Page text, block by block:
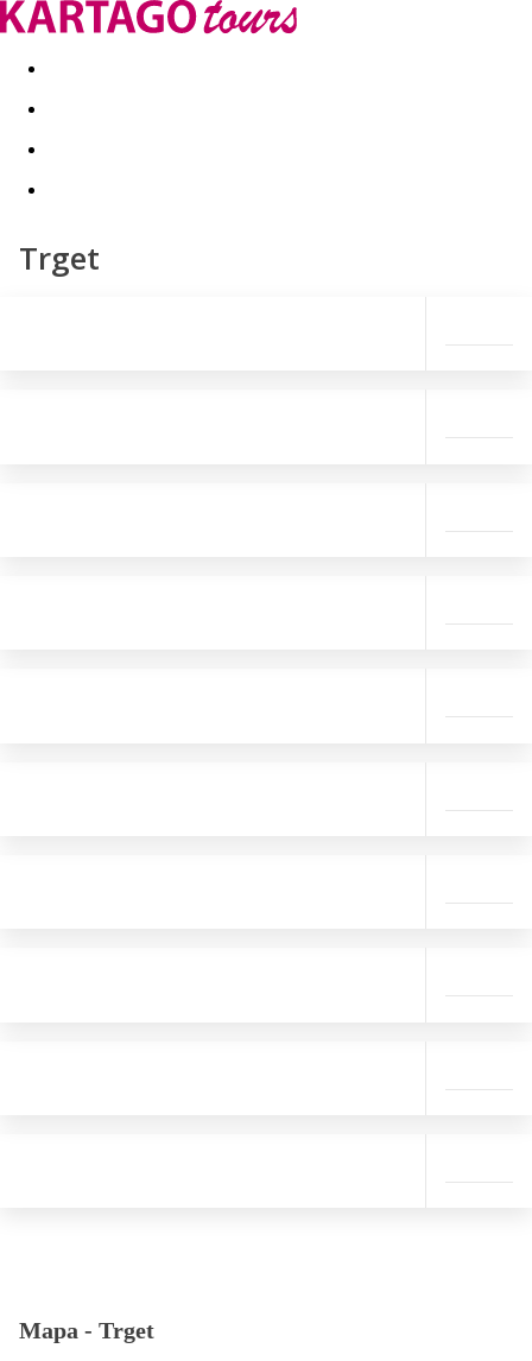
Last minute Dovolenkové kluby
Trget
Mapa - Trget